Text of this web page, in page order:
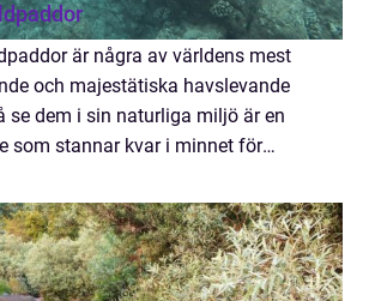
är några av världens mest
och majestätiska havslevande
se dem i sin naturliga miljö är en
som stannar kvar i minnet för